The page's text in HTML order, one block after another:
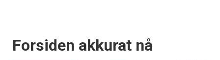
Forsiden akkurat nå